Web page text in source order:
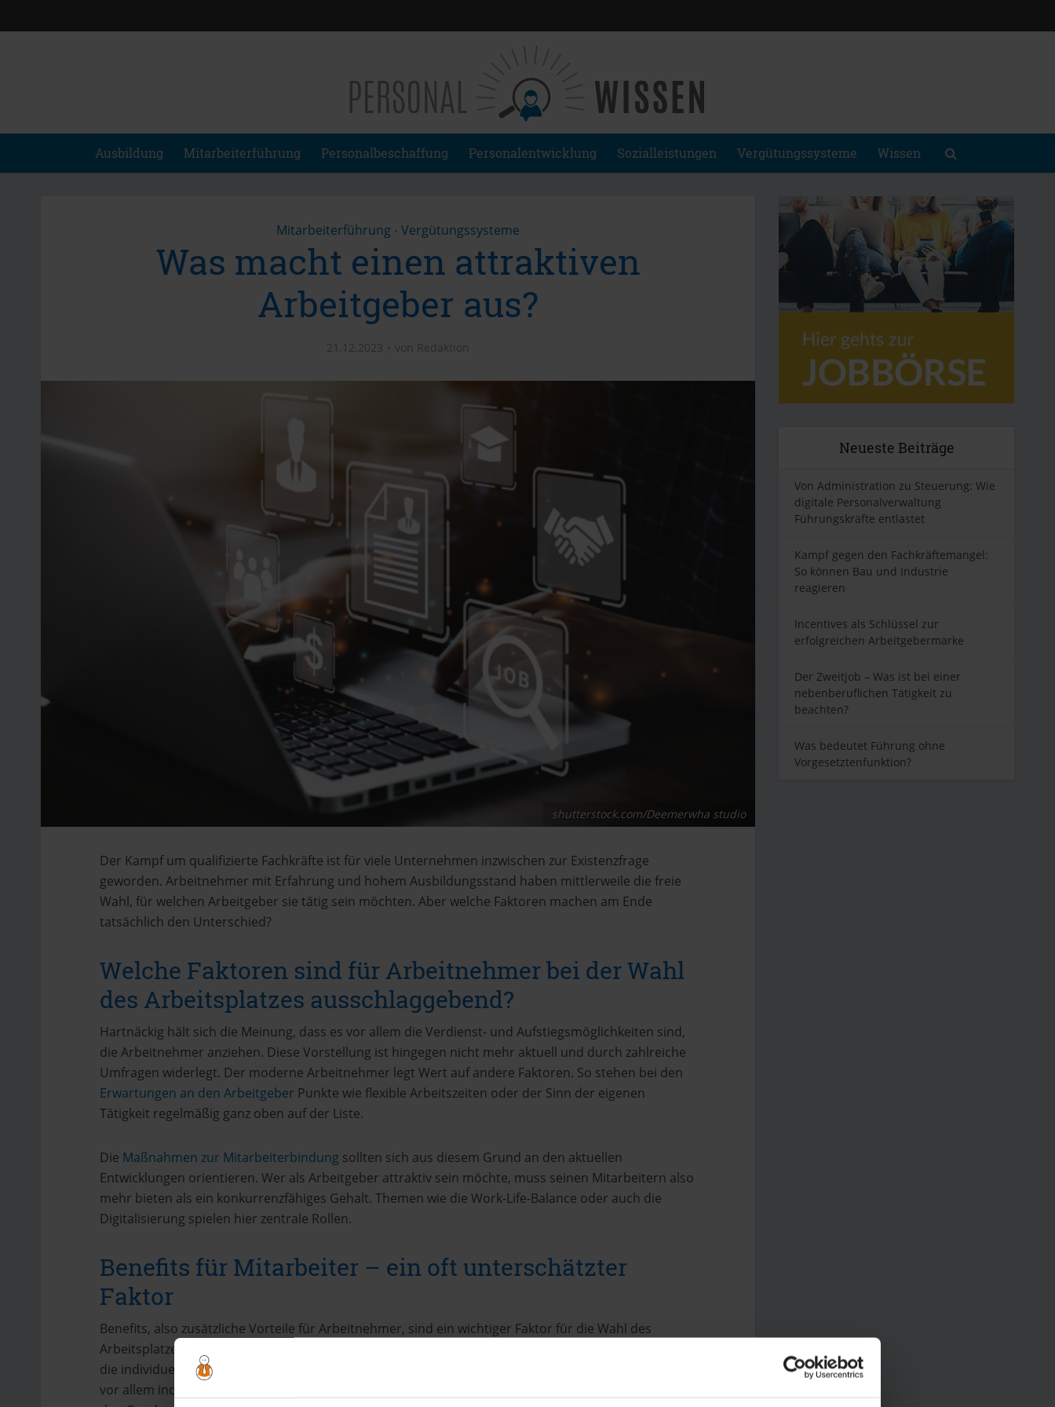
Ausbildung Mitarbeiterführung Personalbeschaffung Personalentwicklung Sozialleistungen Vergütungssysteme Wissen
Mitarbeiterführung • Vergütungssysteme
Was macht einen attraktiven
Arbeitgeber aus?
21.12.2023 von Redaktion
shutterstock.com/Deemerwha studio
Der Kampf um qualifizierte Fachkräfte ist für viele Unternehmen inzwischen zur Existenzfrage
geworden. Arbeitnehmer mit Erfahrung und hohem Ausbildungsstand haben mittlerweile die freie
Wahl, für welchen Arbeitgeber sie tätig sein möchten. Aber welche Faktoren machen am Ende
tatsächlich den Unterschied?
Welche Faktoren sind für Arbeitnehmer bei der Wahl
des Arbeitsplatzes ausschlaggebend?
Hartnäckig hält sich die Meinung, dass es vor allem die Verdienst- und Aufstiegsmöglichkeiten sind,
die Arbeitnehmer anziehen. Diese Vorstellung ist hingegen nicht mehr aktuell und durch zahlreiche
Umfragen widerlegt. Der moderne Arbeitnehmer legt Wert auf andere Faktoren. So stehen bei den
Erwartungen an den Arbeitgeber Punkte wie flexible Arbeitszeiten oder der Sinn der eigenen
Tätigkeit regelmäßig ganz oben auf der Liste.
Die Maßnahmen zur Mitarbeiterbindung sollten sich aus diesem Grund an den aktuellen
Entwicklungen orientieren. Wer als Arbeitgeber attraktiv sein möchte, muss seinen Mitarbeitern also
mehr bieten als ein konkurrenzfähiges Gehalt. Themen wie die Work-Life-Balance oder auch die
Digitalisierung spielen hier zentrale Rollen.
Benefits für Mitarbeiter – ein oft unterschätzter
Faktor
Benefits, also zusätzliche Vorteile für Arbeitnehmer, sind ein wichtiger Faktor für die Wahl des
Arbeitsplatzes. Was früher der Firmenwagen für einige ausgewählte Arbeitnehmer war, sind heute
die individuellen Benefit-Pakete, von denen jeder profitiert. Moderne
vor allem individuell und bieten einen echten Mehrwert. Hier ist zudem etwas Kreativität gefragt, um
Neueste Beiträge
Von Administration zu Steuerung: Wie
digitale Personalverwaltung
Führungskräfte entlastet
Kampf gegen den Fachkräftemangel:
So können Bau und Industrie
reagieren
Incentives als Schlüssel zur
erfolgreichen Arbeitgebermarke
Der Zweitjob – Was ist bei einer
nebenberuflichen Tätigkeit zu
beachten?
Was bedeutet Führung ohne
Vorgesetztenfunktion?